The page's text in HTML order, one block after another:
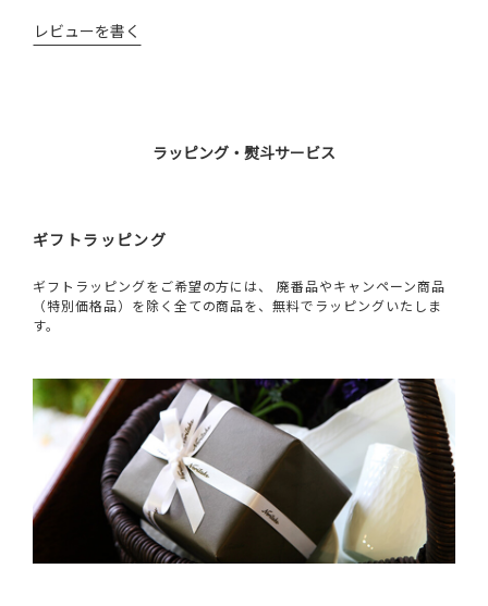
レビューを書く
ラッピング・熨斗サービス
ギフトラッピング
ギフトラッピングをご希望の方には、 廃番品やキャンペーン商品
（特別価格品）を除く全ての商品を、無料でラッピングいたしま
す。